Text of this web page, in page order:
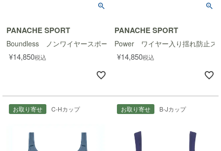
PANACHE SPORT
Boundless ノンワイヤースポーツブラ
¥14,850税込
PANACHE SPORT
Power ワイヤー入り揺れ防止ス
¥14,850税込
お取り寄せ C-Hカップ お取り寄せ B-Jカップ